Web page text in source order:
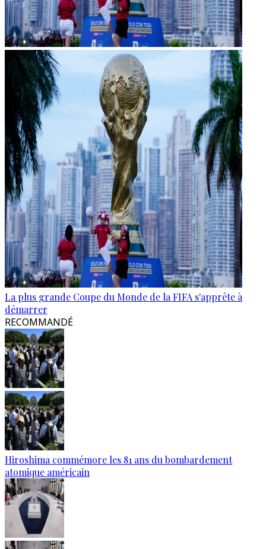
La plus grande Coupe du Monde de la FIFA s'apprête à
démarrer
RECOMMANDÉ
Hiroshima commémore les 81 ans du bombardement
atomique américain